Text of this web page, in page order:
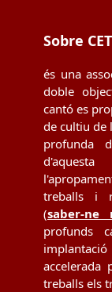
Sobre
és una
doble
cantó es
de cultiu de
profunda
treballs i
(saber-ne
profunds
accelerada
treballs els